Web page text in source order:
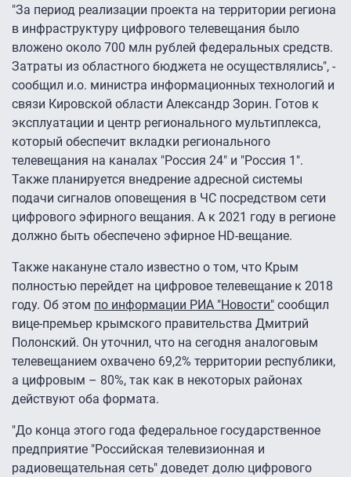
"За период реализации проекта на территории региона
в инфраструктуру цифрового телевещания было
вложено около 700 млн рублей федеральных средств.
Затраты из областного бюджета не осуществлялись", -
сообщил и.о. министра информационных технологий и
связи Кировской области Александр Зорин. Готов к
эксплуатации и центр регионального мультиплекса,
который обеспечит вкладки регионального
телевещания на каналах "Россия 24" и "Россия 1".
Также планируется внедрение адресной системы
подачи сигналов оповещения в ЧС посредством сети
цифрового эфирного вещания. А к 2021 году в регионе
должно быть обеспечено эфирное HD-вещание.
Также накануне стало известно о том, что Крым
полностью перейдет на цифровое телевещание к 2018
году. Об этом по информации РИА "Новости" сообщил
вице-премьер крымского правительства Дмитрий
Полонский. Он уточнил, что на сегодня аналоговым
телевещанием охвачено 69,2% территории республики,
а цифровым – 80%, так как в некоторых районах
действуют оба формата.
"До конца этого года федеральное государственное
предприятие "Российская телевизионная и
радиовещательная сеть" доведет долю цифрового